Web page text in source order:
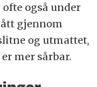
også under
gjennom
og utmattet,
mer sårbar.